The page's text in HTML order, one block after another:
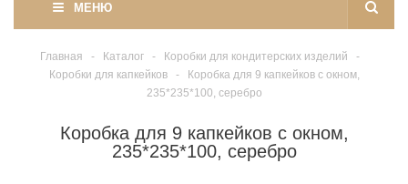
МЕНЮ
Главная - Каталог - Коробки для кондитерских изделий
-
Коробки для капкейков
-
Коробка для 9 капкейков с окном,
235*235*100, серебро
Коробка для 9 капкейков с окном,
235*235*100, серебро